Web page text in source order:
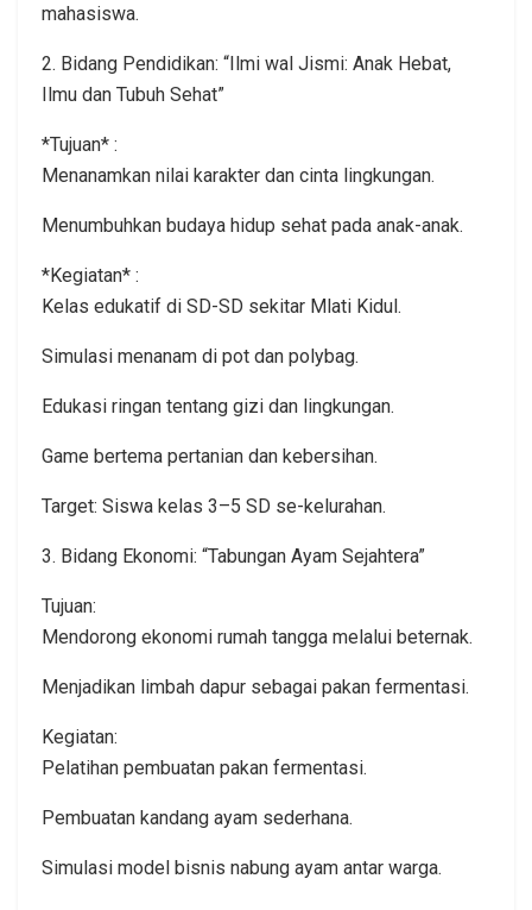
mahasiswa.
2. Bidang Pendidikan: “Ilmi wal Jismi: Anak Hebat,
Ilmu dan Tubuh Sehat”
*Tujuan* :
Menanamkan nilai karakter dan cinta lingkungan.
Menumbuhkan budaya hidup sehat pada anak-anak.
*Kegiatan* :
Kelas edukatif di SD-SD sekitar Mlati Kidul.
Simulasi menanam di pot dan polybag.
Edukasi ringan tentang gizi dan lingkungan.
Game bertema pertanian dan kebersihan.
Target: Siswa kelas 3–5 SD se-kelurahan.
3. Bidang Ekonomi: “Tabungan Ayam Sejahtera”
Tujuan:
Mendorong ekonomi rumah tangga melalui beternak.
Menjadikan limbah dapur sebagai pakan fermentasi.
Kegiatan:
Pelatihan pembuatan pakan fermentasi.
Pembuatan kandang ayam sederhana.
Simulasi model bisnis nabung ayam antar warga.